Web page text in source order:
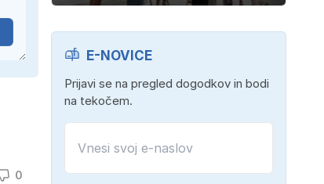
0
E-NOVICE
Prijavi se na pregled dogodkov in bodi
na tekočem.